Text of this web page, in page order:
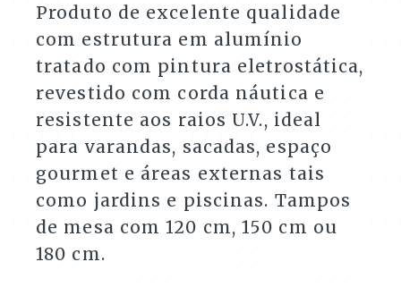
Produto de excelente qualidade
com estrutura em alumínio
tratado com pintura eletrostática,
revestido com corda náutica e
resistente aos raios U.V., ideal
para varandas, sacadas, espaço
gourmet e áreas externas tais
como jardins e piscinas. Tampos
de mesa com 120 cm, 150 cm ou
180 cm.